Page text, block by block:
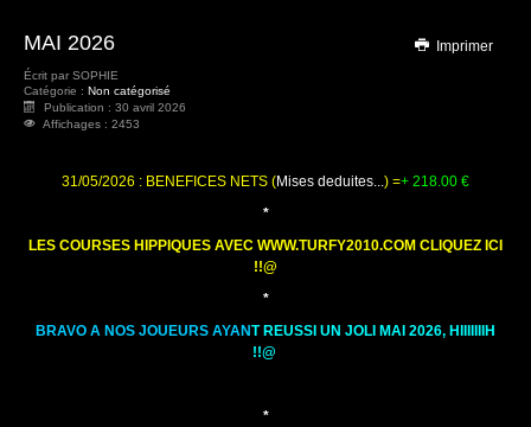
Imprimer
MAI 2026
Écrit par SOPHIE
Catégorie : Non catégorisé
Publication : 30 avril 2026
Affichages : 2453
31/05/2026 : BENEFICES NETS (Mises deduites...) =+ 218.00 €
*
LES COURSES HIPPIQUES AVEC WWW.TURFY2010.COM CLIQUEZ ICI
!!@
*
BRAVO A NOS JOUEURS AYANT REUSSI UN JOLI MAI 2026, HIIIIIIIH
!!@
*